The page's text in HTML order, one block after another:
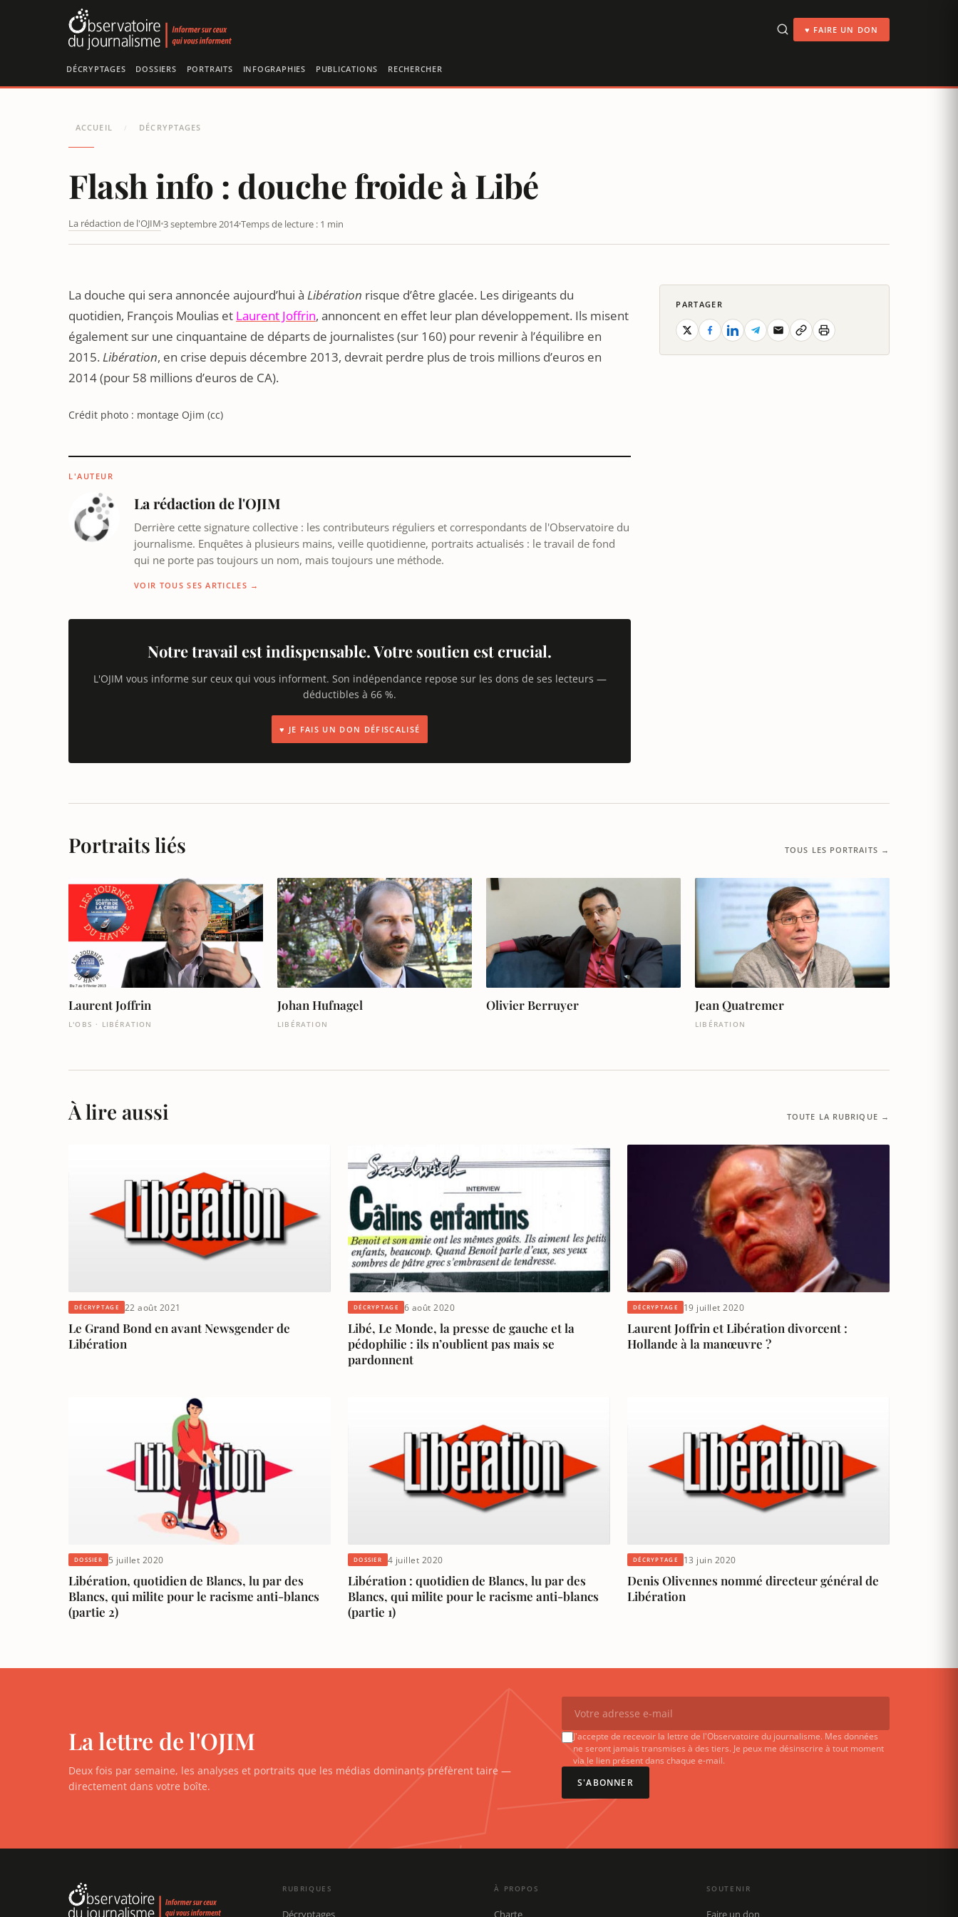
♥ FAIRE UN DON
DÉCRYPTAGES DOSSIERS PORTRAITS INFOGRAPHIES PUBLICATIONS RECHERCHER
ACCUEIL / DÉCRYPTAGES
Flash info : douche froide à Libé
La rédaction de l'OJIM 3 septembre 2014Temps de lecture : 1 min
2013 : LA CROIX RIT, LIBÉRATION PLEURE
La douche qui sera annoncée aujourd’hui à Libération risque d’être glacée. Les dirigeants du
quotidien, François Moulias et Laurent Joffrin, annoncent en effet leur plan développement. Ils misent
également sur une cinquantaine de départs de journalistes (sur 160) pour revenir à l’équilibre en
2015.Libération, en crise depuis décembre 2013, devrait perdre plus de trois millions d’euros en
2014 (pour 58 millions d’euros de CA).
Crédit photo : montage Ojim (cc)
L'AUTEUR
La rédaction de l'OJIM
Derrière cette signature collective : les contributeurs réguliers et correspondants de l'Observatoire du
journalisme. Enquêtes à plusieurs mains, veille quotidienne, portraits actualisés : le travail de fond
qui ne porte pas toujours un nom, mais toujours une méthode.
VOIR TOUS SES ARTICLES →
Notre travail est indispensable. Votre soutien est crucial.
L'OJIM vous informe sur ceux qui vous informent. Son indépendance repose sur les dons de ses lecteurs —
déductibles à 66 %.
♥ JE FAIS UN DON DÉFISCALISÉ
PARTAGER
Portraits liés TOUS LES PORTRAITS →
Laurent Joffrin
L'OBS · LIBÉRATION
Johan Hufnagel
LIBÉRATION
Olivier Berruyer Jean Quatremer
LIBÉRATION
À lire aussi TOUTE LA RUBRIQUE →
DÉCRYPTAGE 22 août 2021
Le Grand Bond en avant Newsgender de
Libération
DÉCRYPTAGE 6 août 2020
Libé, Le Monde, la presse de gauche et la
pédophilie : ils n’oublient pas mais se
pardonnent
DÉCRYPTAGE 19 juillet 2020
Laurent Joffrin et Libération divorcent :
Hollande à la manœuvre ?
DOSSIER 5 juillet 2020
Libération, quotidien de Blancs, lu par des
Blancs, qui milite pour le racisme anti-blancs
(partie 2)
DOSSIER 4 juillet 2020
Libération : quotidien de Blancs, lu par des
Blancs, qui milite pour le racisme anti-blancs
(partie 1)
DÉCRYPTAGE 13 juin 2020
Denis Olivennes nommé directeur général de
Libération
La lettre de l'OJIM
Deux fois par semaine, les analyses et portraits que les médias dominants préfèrent taire —
directement dans votre boîte.
J'accepte de recevoir la lettre de l'Observatoire du journalisme. Mes données
ne seront jamais transmises à des tiers. Je peux me désinscrire à tout moment
via le lien présent dans chaque e-mail.
S'ABONNER
RUBRIQUES
Décryptages
À PROPOS
Charte
SOUTENIR
Faire un don
Panneau de gestion des cookies